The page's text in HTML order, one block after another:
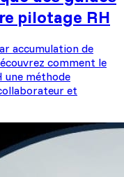
pilotage RH
accumulation de
comment le
une méthode
et